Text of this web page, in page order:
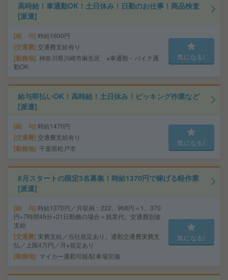
高時給！車通勤OK！土日休み！日勤のお仕事！商品検査
[派遣]
給 与 時給1600円
交通費 交通費支給有り
勤務地 神奈川県川崎市麻生区 ※車通勤・バイク通
勤OK
気になる!
給与即払いOK！高時給！土日休み！ピッキング作業など
[派遣]
給 与 時給1470円
交通費 交通費支給有り
勤務地 千葉県松戸市
気になる!
8月スタートの限定3名募集！時給1370円で稼げる軽作業
[派遣]
給 与 時給1370円／月収例：222、968円＝1、370
円×7時間45分×21日勤務の場合＋残業代、交通費別途
支給
交通費 実費支給／当社規定あり。通勤交通費実費支
払／上限4万円／月※規定あり
勤務地 マイカー通勤可能/駐車場完備
気になる!